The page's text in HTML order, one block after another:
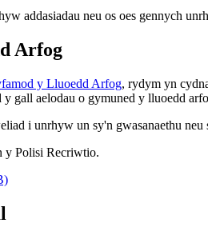
addasiadau neu os oes gennych
Arfog
y Lluoedd Arfog, rydym yn
gall aelodau o gymuned y lluoedd
i unrhyw un sy'n gwasanaethu
y Polisi Recriwtio.